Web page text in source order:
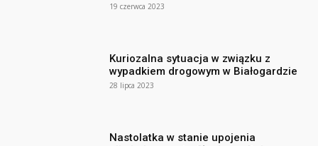
19 czerwca 2023
Kuriozalna sytuacja w związku z
wypadkiem drogowym w Białogardzie
28 lipca 2023
Nastolatka w stanie upojenia